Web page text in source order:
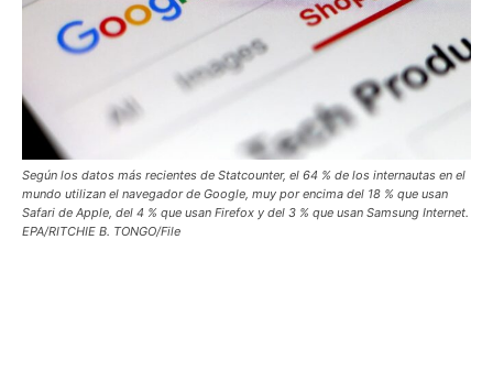
Según los datos más recientes de Statcounter, el 64 % de los internautas en el
mundo utilizan el navegador de Google, muy por encima del 18 % que usan
Safari de Apple, del 4 % que usan Firefox y del 3 % que usan Samsung Internet.
EPA/RITCHIE B. TONGO/File